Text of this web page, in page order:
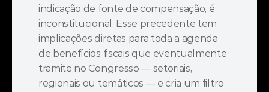
indicação de fonte de compensação, é
inconstitucional. Esse precedente tem
implicações diretas para toda a agenda
de benefícios fiscais que eventualmente
tramite no Congresso — setoriais,
regionais ou temáticos — e cria um filtro